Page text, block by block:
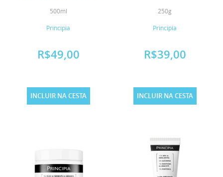
500ml
Principia
R$49,00
INCLUIR NA CESTA
250g
Principia
R$39,00
INCLUIR NA CESTA